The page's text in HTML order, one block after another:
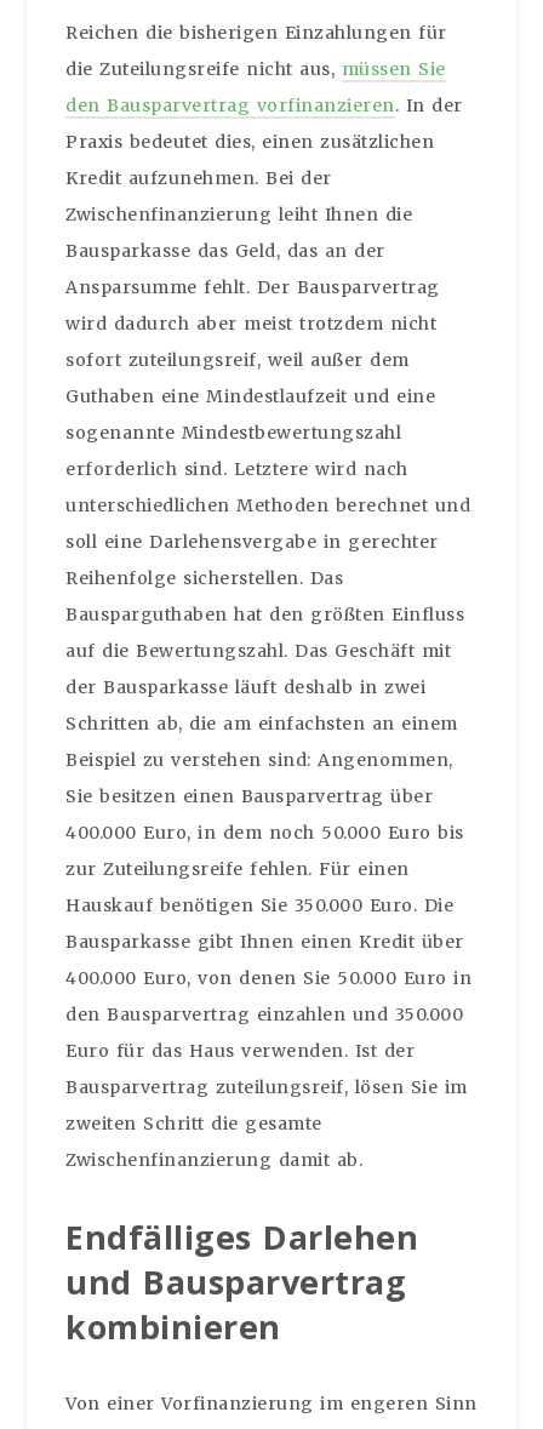
Reichen die bisherigen Einzahlungen für
die Zuteilungsreife nicht aus, müssen Sie
den Bausparvertrag vorfinanzieren. In der
Praxis bedeutet dies, einen zusätzlichen
Kredit aufzunehmen. Bei der
Zwischenfinanzierung leiht Ihnen die
Bausparkasse das Geld, das an der
Ansparsumme fehlt. Der Bausparvertrag
wird dadurch aber meist trotzdem nicht
sofort zuteilungsreif, weil außer dem
Guthaben eine Mindestlaufzeit und eine
sogenannte Mindestbewertungszahl
erforderlich sind. Letztere wird nach
unterschiedlichen Methoden berechnet und
soll eine Darlehensvergabe in gerechter
Reihenfolge sicherstellen. Das
Bausparguthaben hat den größten Einfluss
auf die Bewertungszahl. Das Geschäft mit
der Bausparkasse läuft deshalb in zwei
Schritten ab, die am einfachsten an einem
Beispiel zu verstehen sind: Angenommen,
Sie besitzen einen Bausparvertrag über
400.000 Euro, in dem noch 50.000 Euro bis
zur Zuteilungsreife fehlen. Für einen
Hauskauf benötigen Sie 350.000 Euro. Die
Bausparkasse gibt Ihnen einen Kredit über
400.000 Euro, von denen Sie 50.000 Euro in
den Bausparvertrag einzahlen und 350.000
Euro für das Haus verwenden. Ist der
Bausparvertrag zuteilungsreif, lösen Sie im
zweiten Schritt die gesamte
Zwischenfinanzierung damit ab.
Endfälliges Darlehen
und Bausparvertrag
kombinieren
Von einer Vorfinanzierung im engeren Sinn